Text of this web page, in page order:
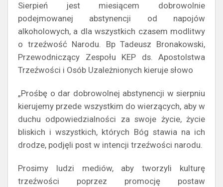
Sierpień jest miesiącem dobrowolnie
podejmowanej abstynencji od napojów
alkoholowych, a dla wszystkich czasem modlitwy
o trzeźwość Narodu. Bp Tadeusz Bronakowski,
Przewodniczący Zespołu KEP ds. Apostolstwa
Trzeźwości i Osób Uzależnionych kieruje słowo
„Prośbę o dar dobrowolnej abstynencji w sierpniu
kierujemy przede wszystkim do wierzących, aby w
duchu odpowiedzialności za swoje życie, życie
bliskich i wszystkich, których Bóg stawia na ich
drodze, podjęli post w intencji trzeźwości narodu.
Prosimy ludzi mediów, aby tworzyli kulturę
trzeźwości poprzez promocję postaw